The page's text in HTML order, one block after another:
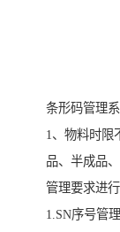
条形码管理
1、物料时限
品、半成品
管理要求进行
1.SN序号管